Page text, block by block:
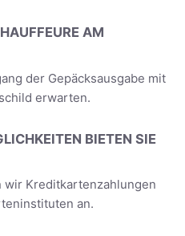
AM
der Gepäcksausgabe mit
erwarten.
BIETEN SIE
wir Kreditkartenzahlungen
an.